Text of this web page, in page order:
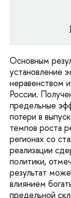
Основным
установление
неравенством
России.
предельные
потери в
темпов роста
регионах со
реализации
политики,
результат
влиянием
предельной